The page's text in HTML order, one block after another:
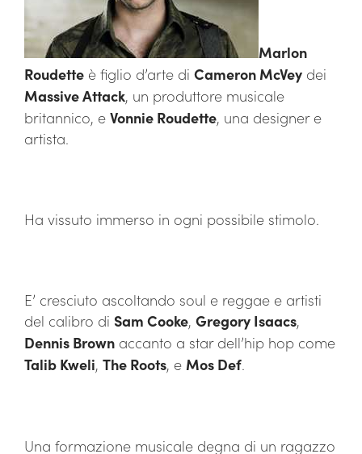
Marlon
Roudette è figlio d’arte di Cameron McVey dei
Massive Attack, un produttore musicale
britannico, e Vonnie Roudette, una designer e
artista.
Ha vissuto immerso in ogni possibile stimolo.
E’ cresciuto ascoltando soul e reggae e artisti
del calibro di Sam Cooke, Gregory Isaacs,
Dennis Brown accanto a star dell’hip hop come
Talib Kweli, The Roots, e Mos Def.
Una formazione musicale degna di un ragazzo